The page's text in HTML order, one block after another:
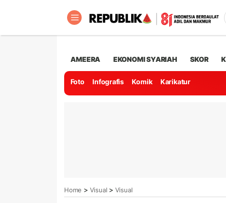
AMEERA EKONOMI SYARIAH SKOR
Foto Infografis Komik Karikatur
Home > Visual > Visual